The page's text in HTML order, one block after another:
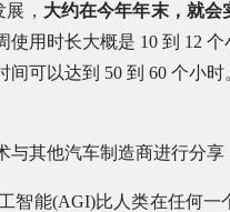
， 大约在今年年末，就会
用时长大概是 10 到 12
可以达到 50 到 60 个小
其他汽车制造商进行分享
能(AGI)比人类在任何一